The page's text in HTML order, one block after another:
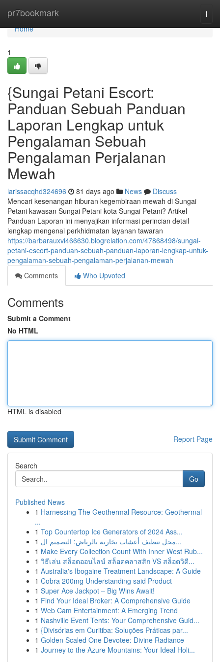
pr7bookmark
Home
Home
1
{Sungai Petani Escort:
Panduan Sebuah Panduan
Laporan Lengkap untuk
Pengalaman Sebuah
Pengalaman Perjalanan
Mewah
larissacqhd324696 81 days ago News
Discuss
Mencari kesenangan hiburan kegembiraan mewah di Sungai
Petani kawasan Sungai Petani kota Sungai Petani? Artikel
Panduan Laporan ini menyajikan informasi perincian detail
lengkap mengenai perkhidmatan layanan tawaran
https://barbarauxvi466630.blogrelation.com/47868498/sungai-
petani-escort-panduan-sebuah-panduan-laporan-lengkap-untuk-
pengalaman-sebuah-pengalaman-perjalanan-mewah
Comments
Who Upvoted
Comments
Submit a Comment
No HTML
HTML is disabled
Report Page
Search
Go
Published News
1 Harnessing The Geothermal Resource: Geothermal
...
1 Top Countertop Ice Generators of 2024 Ass...
1
محل تنظيف أعشاب بخارية بالرياض: التصميم ال...
1 Make Every Collection Count With Inner West Rub...
1 วิธีเล่น สล็อตออนไลน์ สล็อตคลาสสิก VS สล็อตวิดี...
1 Australia's Ibogaine Treatment Landscape: A Guide
1 Cobra 200mg Understanding said Product
1 Super Ace Jackpot – Big Wins Await!
1 Find Your Ideal Broker: A Comprehensive Guide
1 Web Cam Entertainment: A Emerging Trend
1 Nashville Event Tents: Your Comprehensive Guid...
1 {Divisórias em Curitiba: Soluções Práticas par...
1 Golden Scaled One Devotee: Divine Radiance
1 Journey to the Azure Mountains: Your Ideal Holi...